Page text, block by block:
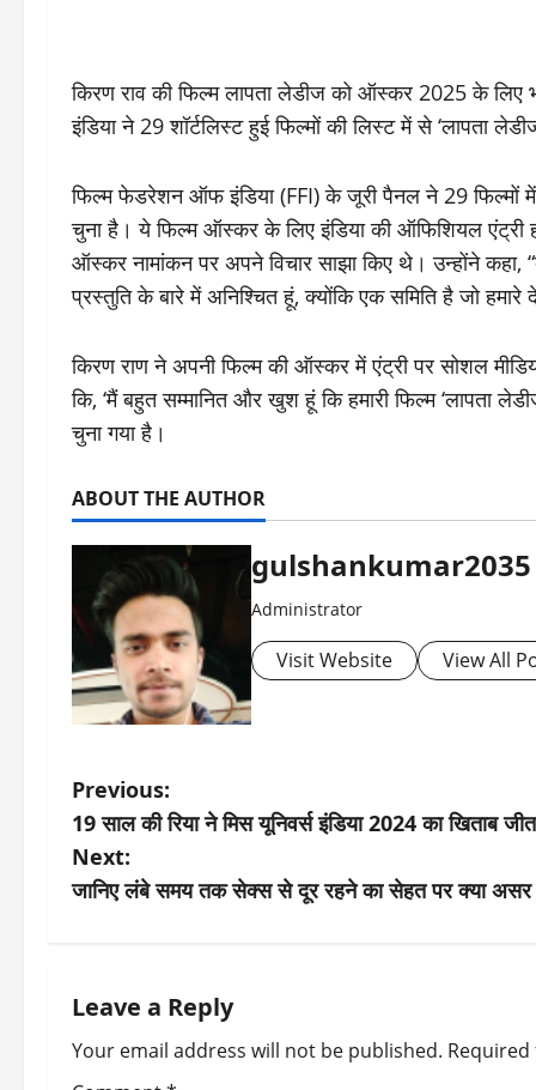
किरण राव की फिल्म लापता लेडीज को ऑस्कर 2025 के
इंडिया ने 29 शॉर्टलिस्ट हुई फिल्मों की लिस्ट में से ‘लापता
फिल्म फेडरेशन ऑफ इंडिया (FFI) के जूरी पैनल ने 29 फिल्मों
चुना है। ये फिल्म ऑस्कर के लिए इंडिया की ऑफिशियल एंट्री
ऑस्कर नामांकन पर अपने विचार साझा किए थे। उन्होंने कहा,
प्रस्तुति के बारे में अनिश्चित हूं, क्योंकि एक समिति है जो
किरण राण ने अपनी फिल्म की ऑस्कर में एंट्री पर सोशल
कि, ‘मैं बहुत सम्मानित और खुश हूं कि हमारी फिल्म ‘लापता
चुना गया है।
ABOUT THE AUTHOR
gulshankumar2035
Administrator
Visit Website View All
P
o
s
n
a
Previous:
19 साल की रिया ने मिस यूनिवर्स इंडिया 2024 का खिताब
Next:
जानिए लंबे समय तक सेक्स से दूर रहने का सेहत पर क्या असर
Leave a Reply
Your email address will not be published.